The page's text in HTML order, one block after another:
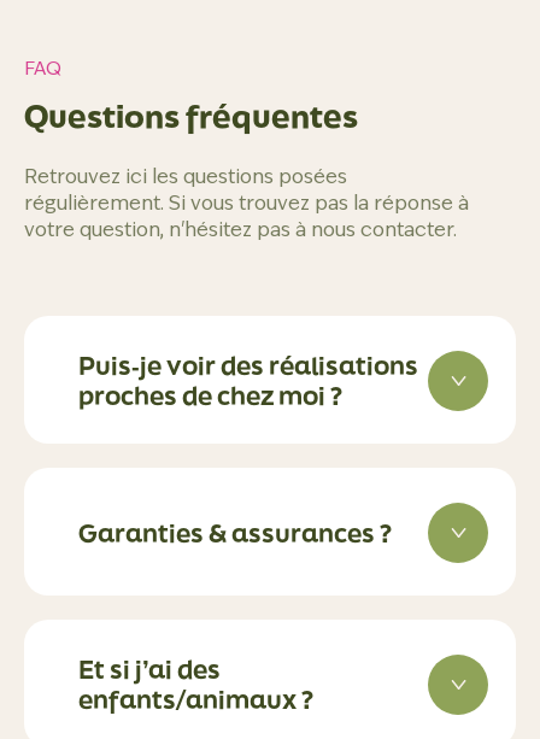
FAQ
Questions fréquentes
Retrouvez ici les questions posées
régulièrement. Si vous trouvez pas la réponse à
votre question, n'hésitez pas à nous contacter.
Puis‑je voir des réalisations
proches de chez moi ?
Garanties & assurances ?
Et si j’ai des
enfants/animaux ?